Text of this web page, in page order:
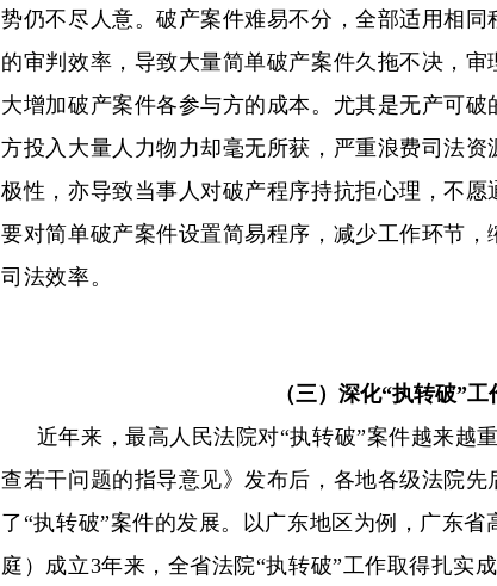
势仍不尽人意。破产案件难易不分，全部适用相
的审判效率，导致大量简单破产案件久拖不决，
大增加破产案件各参与方的成本。尤其是无产可
方投入大量人力物力却毫无所获，严重浪费司法
极性，亦导致当事人对破产程序持抗拒心理，不
要对简单破产案件设置简易程序，减少工作环节
司法效率。
（三）深化“执转破”
近年来，最高人民法院对“执转破”案件越来越
查若干问题的指导意见》发布后，各地各级法院
了“执转破”案件的发展。以广东地区为例，广东
庭）成立3年来，全省法院“执转破”工作取得扎实